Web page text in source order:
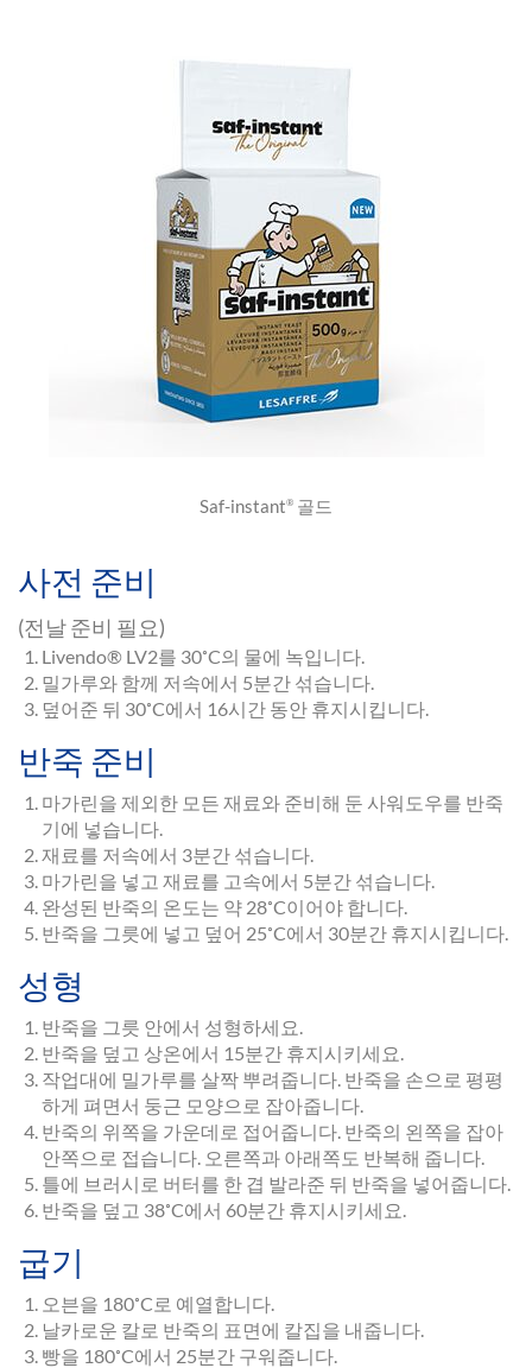
Saf-instant® 골드
사전 준비
(전날 준비 필요)
Livendo® LV2를 30˚C의 물에 녹입니다.
밀가루와 함께 저속에서 5분간 섞습니다.
덮어준 뒤 30˚C에서 16시간 동안 휴지시킵니다.
반죽 준비
마가린을 제외한 모든 재료와 준비해 둔 사워도우를 반죽
기에 넣습니다.
재료를 저속에서 3분간 섞습니다.
마가린을 넣고 재료를 고속에서 5분간 섞습니다.
완성된 반죽의 온도는 약 28˚C이어야 합니다.
반죽을 그릇에 넣고 덮어 25˚C에서 30분간 휴지시킵니다.
성형
반죽을 그릇 안에서 성형하세요.
반죽을 덮고 상온에서 15분간 휴지시키세요.
작업대에 밀가루를 살짝 뿌려줍니다. 반죽을 손으로 평평
하게 펴면서 둥근 모양으로 잡아줍니다.
반죽의 위쪽을 가운데로 접어줍니다. 반죽의 왼쪽을 잡아
안쪽으로 접습니다. 오른쪽과 아래쪽도 반복해 줍니다.
틀에 브러시로 버터를 한 겹 발라준 뒤 반죽을 넣어줍니다.
반죽을 덮고 38˚C에서 60분간 휴지시키세요.
굽기
오븐을 180˚C로 예열합니다.
날카로운 칼로 반죽의 표면에 칼집을 내줍니다.
빵을 180˚C에서 25분간 구워줍니다.